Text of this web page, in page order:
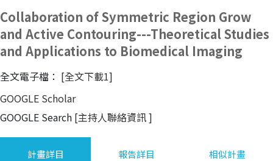
Collaboration of Symmetric Region Grow
and Active Contouring---Theoretical Studies
and Applications to Biomedical Imaging
全文電子檔： [全文下載1]
GOOGLE Scholar
GOOGLE Search [主持人聯絡資訊]
計畫詳目 報告詳目 相似計畫